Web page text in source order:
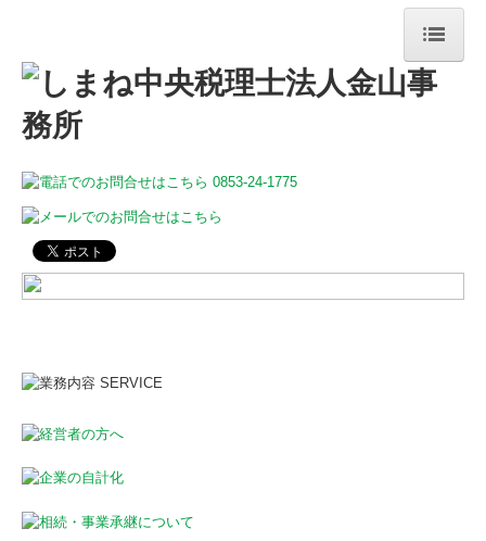
トップページ
事務所案内
当事務所について
アクセス
業務案内
経営者の方へ
相続・事業承継について